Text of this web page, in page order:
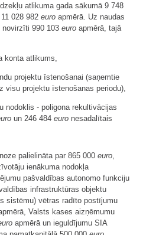
atlikuma gada sākumā 9 748
028 982 euro apmērā. Uz naudas
novirzīti 990 103 euro apmērā, tajā
konta atlikums,
projektu īstenošanai (saņemtie
visu projektu īstenošanas periodu),
nodoklis - poligona rekultivācijas
un 246 484 euro nesadalītais
palielināta par 865 000euro,
ienākuma nodokļa
pašvaldības autonomo funkciju
infrastruktūras objektu
sistēmu) vētras radīto postījumu
Valsts kases aizņēmumu
apmērā un ieguldījumu SIA